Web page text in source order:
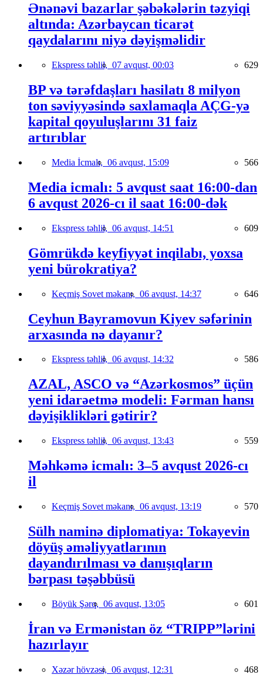
Ənənəvi bazarlar şəbəkələrin təzyiqi
altında: Azərbaycan ticarət
qaydalarını niyə dəyişməlidir
Ekspress təhlil, 07 avqust, 00:03 629
BP və tərəfdaşları hasilatı 8 milyon
ton səviyyəsində saxlamaqla AÇG-yə
kapital qoyuluşlarını 31 faiz
artırıblar
Media İcmalı, 06 avqust, 15:09 566
Media icmalı: 5 avqust saat 16:00-dan
6 avqust 2026-cı il saat 16:00-dək
Ekspress təhlil, 06 avqust, 14:51 609
Gömrükdə keyfiyyət inqilabı, yoxsa
yeni bürokratiya?
Keçmiş Sovet məkanı, 06 avqust, 14:37 646
Ceyhun Bayramovun Kiyev səfərinin
arxasında nə dayanır?
Ekspress təhlil, 06 avqust, 14:32 586
AZAL, ASCO və “Azərkosmos” üçün
yeni idarəetmə modeli: Fərman hansı
dəyişiklikləri gətirir?
Ekspress təhlil, 06 avqust, 13:43 559
Məhkəmə icmalı: 3–5 avqust 2026-cı
il
Keçmiş Sovet məkanı, 06 avqust, 13:19 570
Sülh naminə diplomatiya: Tokayevin
döyüş əməliyyatlarının
dayandırılması və danışıqların
bərpası təşəbbüsü
Böyük Şərq, 06 avqust, 13:05 601
İran və Ermənistan öz “TRIPP”lərini
hazırlayır
Xəzər hövzəsi, 06 avqust, 12:31 468